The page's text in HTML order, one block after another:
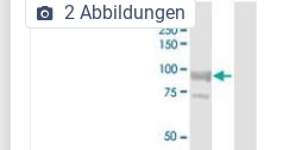
2 Abbildungen